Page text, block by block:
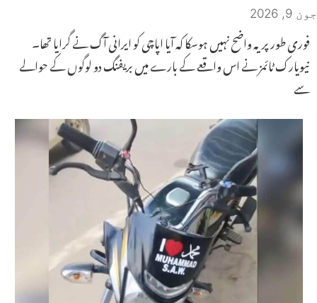
جون 9, 2026
فوری طور پر یہ واضح نہیں ہوسکا کہ آیا اپاچی کو ایرانی آگ نے گرایا تھا۔
نیویارک ٹائمز نے اس واقعے کے بارے میں بریفنگ دو لوگوں کے حوالے
سے